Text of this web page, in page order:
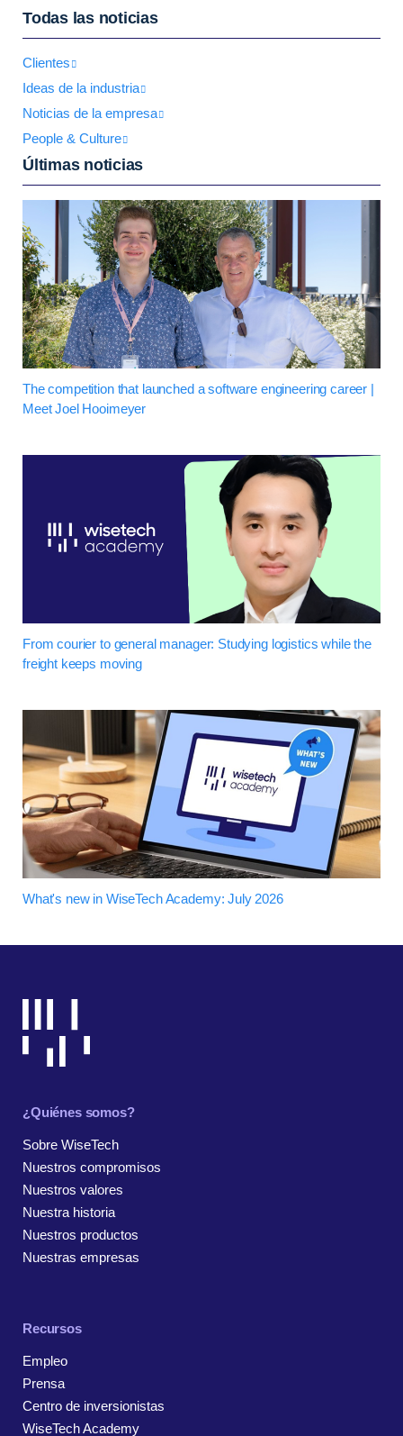
Todas las noticias
Clientes
Ideas de la industria
Noticias de la empresa
People & Culture
Últimas noticias
The competition that launched a software engineering career |
Meet Joel Hooimeyer
From courier to general manager: Studying logistics while the
freight keeps moving
What's new in WiseTech Academy: July 2026
¿Quiénes somos?
Sobre WiseTech
Nuestros compromisos
Nuestros valores
Nuestra historia
Nuestros productos
Nuestras empresas
Recursos
Empleo
Prensa
Centro de inversionistas
WiseTech Academy